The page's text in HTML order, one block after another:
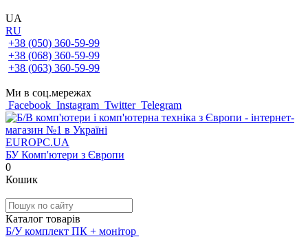
UA
RU
+38 (050) 360-59-99
+38 (068) 360-59-99
+38 (063) 360-59-99
Ми в соц.мережах
Facebook Instagram Twitter Telegram
EUROPC.UA
БУ Комп'ютери з Європи
0
Кошик
Каталог товарів
Б/У комплект ПК + монітор